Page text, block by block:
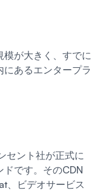
が大きく、すでに
あるエンタープラ
セント社が正式に
です。そのCDN
、ビデオサービス